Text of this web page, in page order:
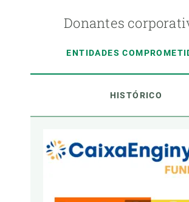
Donantes
ENTIDADES
HISTÓRICO